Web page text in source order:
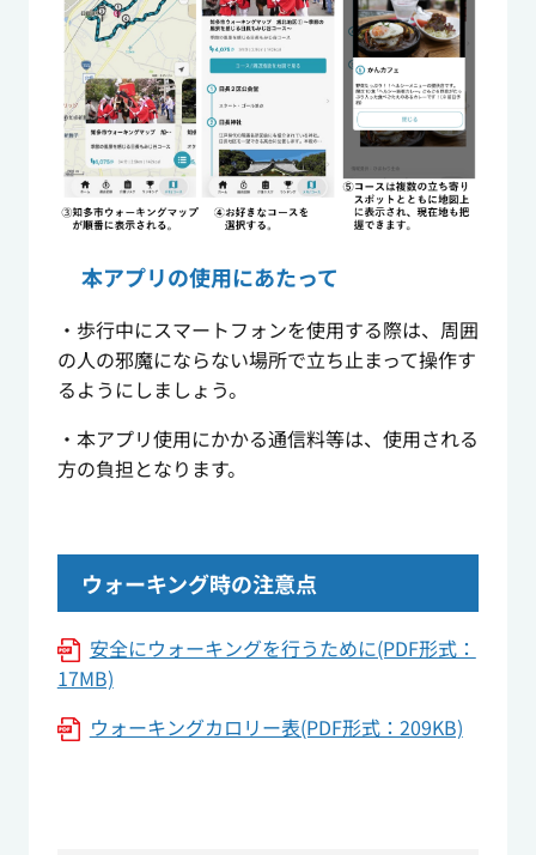
本アプリの使用にあたって
・歩行中にスマートフォンを使用する際は、周囲
の人の邪魔にならない場所で立ち止まって操作す
るようにしましょう。
・本アプリ使用にかかる通信料等は、使用される
方の負担となります。
ウォーキング時の注意点
安全にウォーキングを行うために(PDF形式：
17MB)
ウォーキングカロリー表(PDF形式：209KB)